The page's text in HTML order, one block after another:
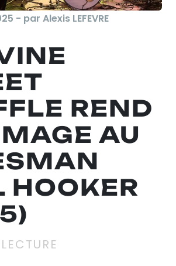
- par Alexis LEFEVRE
REND
AU
HOOKER